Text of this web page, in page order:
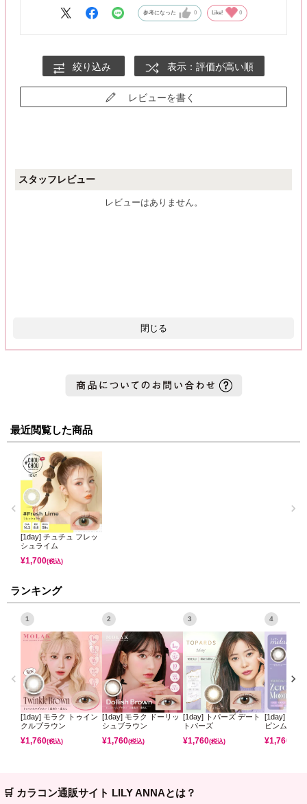
参考になった 0 Like! 0
絞り込み 表示：評価が高い順
レビューを書く
スタッフレビュー
レビューはありません。
閉じる
最近閲覧した商品
[1day] チュチュ フレッ
シュライム
¥1,700(税込)
ランキング
1
[1day] モラク トゥイン
クルブラウン
¥1,760(税込)
2
[1day] モラク ドーリッ
シュブラウン
¥1,760(税込)
3
[1day] トパーズ デート
トパーズ
¥1,760(税込)
4
[1day] ミレ
ピンムーン
¥1,760
🛒 カラコン通販サイト LILY ANNAとは？